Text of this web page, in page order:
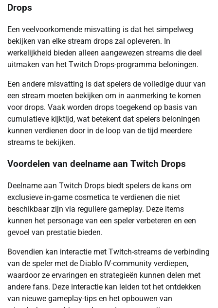
Drops
Een veelvoorkomende misvatting is dat het simpelweg
bekijken van elke stream drops zal opleveren. In
werkelijkheid bieden alleen aangewezen streams die deel
uitmaken van het Twitch Drops-programma beloningen.
Een andere misvatting is dat spelers de volledige duur van
een stream moeten bekijken om in aanmerking te komen
voor drops. Vaak worden drops toegekend op basis van
cumulatieve kijktijd, wat betekent dat spelers beloningen
kunnen verdienen door in de loop van de tijd meerdere
streams te bekijken.
Voordelen van deelname aan Twitch Drops
Deelname aan Twitch Drops biedt spelers de kans om
exclusieve in-game cosmetica te verdienen die niet
beschikbaar zijn via reguliere gameplay. Deze items
kunnen het personage van een speler verbeteren en een
gevoel van prestatie bieden.
Bovendien kan interactie met Twitch-streams de verbinding
van de speler met de Diablo IV-community verdiepen,
waardoor ze ervaringen en strategieën kunnen delen met
andere fans. Deze interactie kan leiden tot het ontdekken
van nieuwe gameplay-tips en het opbouwen van